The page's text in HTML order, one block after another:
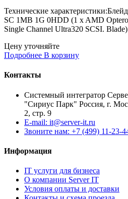
Технические
SC 1MB 1G 0HDD (1 x AMD
Single Channel Ultra320 SCSI.
Цену уточняйте
Подробнее В корзину
Контакты
Системный интегратор
"Сириус Парк" Россия, г.
2, стр. 9
E-mail: it@server-it.ru
Звоните нам: +7 (499) 11-23-
Информация
IT услуги для бизнеса
О компании Server IT
Условия оплаты и доставки